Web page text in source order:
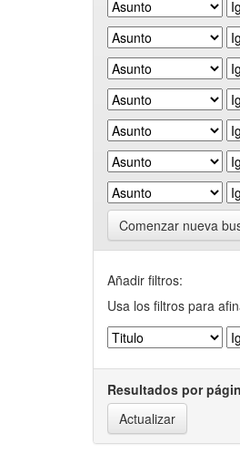
Comenzar nueva
Añadir filtros:
Usa los filtros para
Resultados por